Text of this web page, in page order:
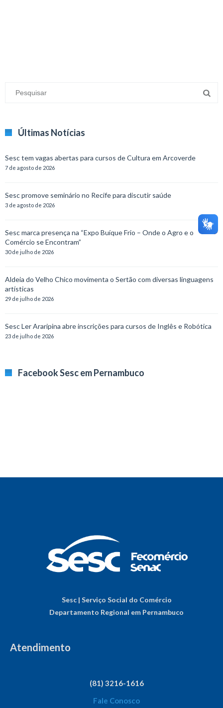
Últimas Notícias
Sesc tem vagas abertas para cursos de Cultura em Arcoverde
7 de agosto de 2026
Sesc promove seminário no Recife para discutir saúde
3 de agosto de 2026
Sesc marca presença na “Expo Buíque Frio – Onde o Agro e o
Comércio se Encontram”
30 de julho de 2026
Aldeia do Velho Chico movimenta o Sertão com diversas linguagens
artísticas
29 de julho de 2026
Sesc Ler Araripina abre inscrições para cursos de Inglês e Robótica
23 de julho de 2026
Facebook Sesc em Pernambuco
Sesc | Serviço Social do Comércio
Departamento Regional em Pernambuco
Atendimento
(81) 3216-1616
Fale Conosco